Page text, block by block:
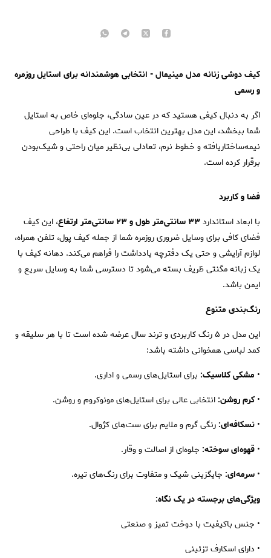
کیف دوشی زنانه مدل مینیمال - انتخابی هوشمندانه برای استایل روزمره
و رسمی
اگر به دنبال کیفی هستید که در عین سادگی، جلوه‌ای خاص به استایل
شما ببخشد، این مدل بهترین انتخاب است. این کیف با طراحی
نیمه‌ساختاریافته و خطوط نرم، تعادلی بی‌نظیر میان راحتی و شیک‌بودن
برقرار کرده است.
فضا و کاربرد
با ابعاد استاندارد۳۳ سانتی‌متر طول و ۲۳ سانتی‌متر ارتفاع
، این کیف
فضای کافی برای وسایل ضروری روزمره شما از جمله کیف پول، تلفن همراه،
لوازم آرایشی و حتی یک دفترچه یادداشت را فراهم می‌کند. دهانه کیف با
یک زبانه مگنتی ظریف بسته می‌شود تا دسترسی شما به وسایل سریع و
ایمن باشد.
رنگ‌بندی متنوع
این مدل در ۵ رنگ کاربردی و ترند سال عرضه شده است تا با هر سلیقه و
کمد لباسی همخوانی داشته باشد:
• مشکی کلاسیک: برای استایل‌های رسمی و اداری.
• کرم روشن: انتخابی عالی برای استایل‌های مونوکروم و روشن.
• نسکافه‌ای: رنگی گرم و ملایم برای ست‌های کژوال.
• قهوه‌ای سوخته: جلوه‌ای از اصالت و وقار.
• سرمه‌ای: جایگزینی شیک و متفاوت برای رنگ‌های تیره.
ویژگی‌های برجسته در یک نگاه:
• جنس باکیفیت با دوخت تمیز و صنعتی
• دارای اسکارف تزئینی